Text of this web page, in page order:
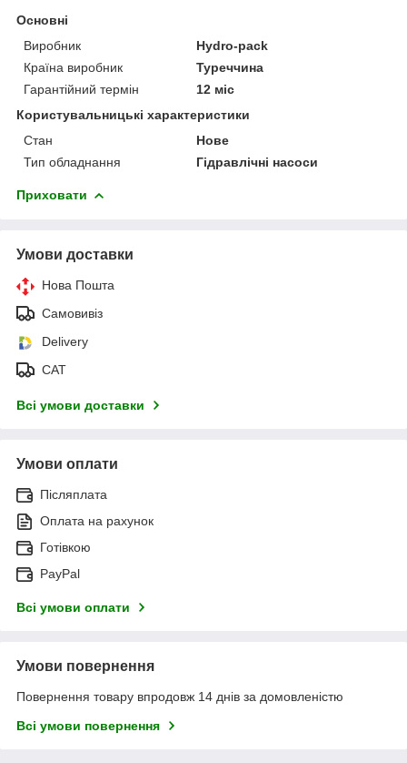
Основні
Виробник
Hydro-pack
Країна виробник
Туреччина
Гарантійний термін
12 міс
Користувальницькі характеристики
Стан
Нове
Тип обладнання
Гідравлічні насоси
Приховати
Умови доставки
Нова Пошта
Самовивіз
Delivery
САТ
Всі умови доставки
Умови оплати
Післяплата
Оплата на рахунок
Готівкою
PayPal
Всі умови оплати
Умови повернення
Повернення товару впродовж 14 днів за домовленістю
Всі умови повернення